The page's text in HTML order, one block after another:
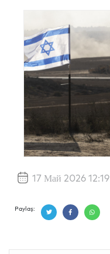
17 Май 2026 12:19
Paylaş: